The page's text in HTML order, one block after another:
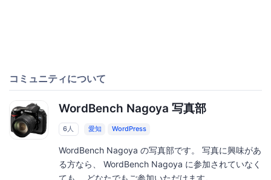
コミュニティについて
WordBench Nagoya 写真部
6人 愛知 WordPress
WordBench Nagoya の写真部です。 写真に興味があ
る方なら、 WordBench Nagoya に参加されていなく
ても、 どなたでもご参加いただけます。